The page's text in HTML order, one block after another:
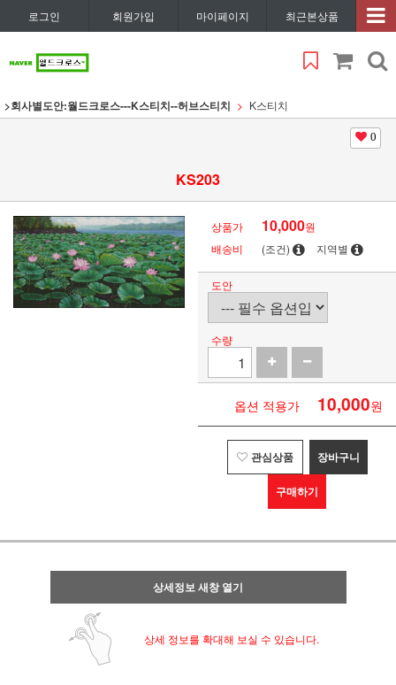
로그인 회원가입 마이페이지 최근본상품
>회사별도안:월드크로스---K스티치--허브스티치 K스티치
0
KS203
상품가 10,000원
배송비
(조건) 지역별
도안
수량
옵션 적용가 10,000원
관심상품 장바구니
구매하기
상세정보 새창 열기
상세 정보를 확대해 보실 수 있습니다.